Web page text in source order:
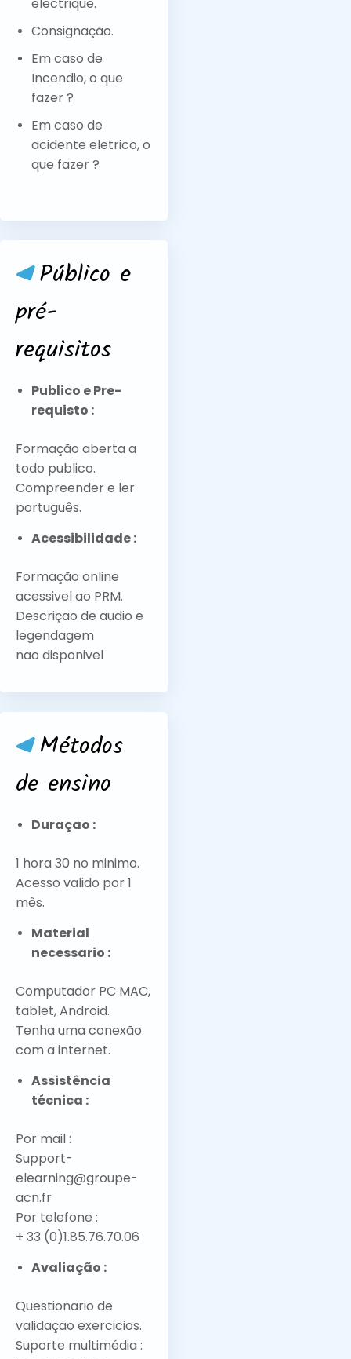
Consignação.
Em caso de
Incendio, o que
fazer ?
Em caso de
acidente eletrico, o
que fazer ?
Público e
pré-
requisitos
Publico e Pre-
requisto :
Formação aberta a
todo publico.
Compreender e ler
português.
Acessibilidade :
Formação online
acessivel ao PRM.
Descriçao de audio e
legendagem
nao disponivel
Métodos
de ensino
Duraçao :
1 hora 30 no minimo.
Acesso valido por 1
mês.
Material
necessario :
Computador PC MAC,
tablet, Android.
Tenha uma conexão
com a internet.
Assistência
técnica :
Por mail :
Support-
elearning@groupe-
acn.fr
Por telefone :
+ 33 (0)1.85.76.70.06
Avaliação :
Questionario de
validaçao exercicios.
Suporte multimédia :